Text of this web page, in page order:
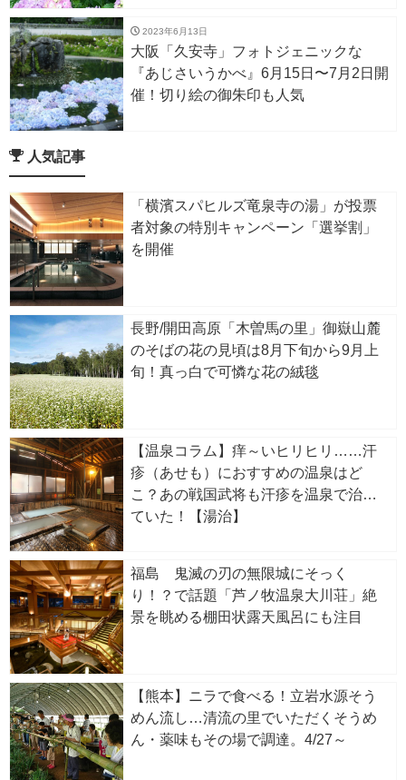
2023年6月13日
大阪「久安寺」フォトジェニックな
『あじさいうかべ』6月15日〜7月2日開
催！切り絵の御朱印も人気
人気記事
「横濱スパヒルズ竜泉寺の湯」が投票
者対象の特別キャンペーン「選挙割」
を開催
長野/開田高原「木曽馬の里」御嶽山麓
のそばの花の見頃は8月下旬から9月上
旬！真っ白で可憐な花の絨毯
【温泉コラム】痒～いヒリヒリ……汗
疹（あせも）におすすめの温泉はど
こ？あの戦国武将も汗疹を温泉で治し
ていた！【湯治】
福島 鬼滅の刃の無限城にそっく
り！？で話題「芦ノ牧温泉大川荘」絶
景を眺める棚田状露天風呂にも注目
【熊本】ニラで食べる！立岩水源そう
めん流し…清流の里でいただくそうめ
ん・薬味もその場で調達。4/27～